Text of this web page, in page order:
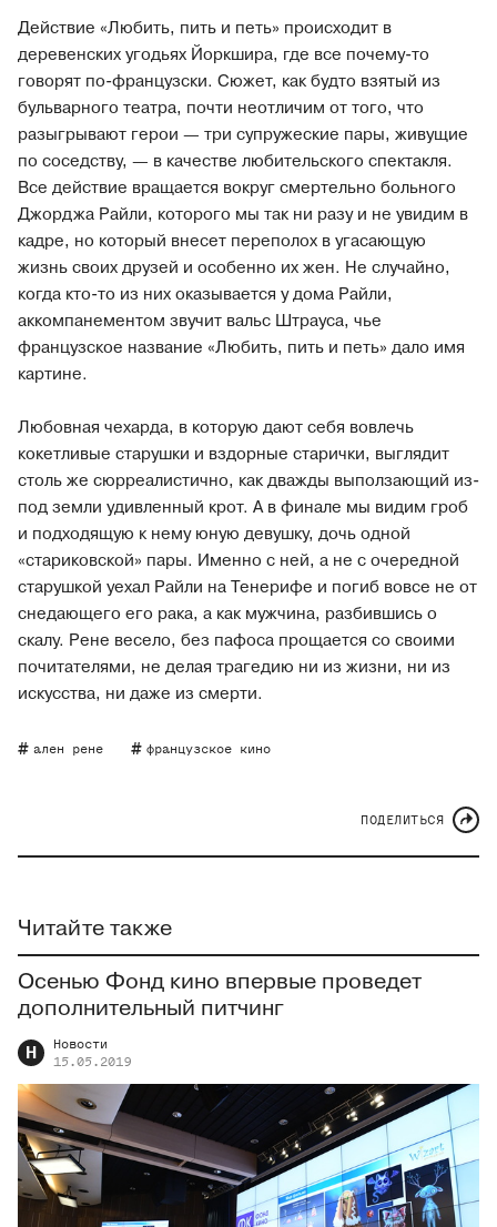
Действие «Любить, пить и петь» происходит в
деревенских угодьях Йоркшира, где все почему-то
говорят по-французски. Сюжет, как будто взятый из
бульварного театра, почти неотличим от того, что
разыгрывают герои — три супружеские пары, живущие
по соседству, — в качестве любительского спектакля.
Все действие вращается вокруг смертельно больного
Джорджа Райли, которого мы так ни разу и не увидим в
кадре, но который внесет переполох в угасающую
жизнь своих друзей и особенно их жен. Не случайно,
когда кто-то из них оказывается у дома Райли,
аккомпанементом звучит вальс Штрауса, чье
французское название «Любить, пить и петь» дало имя
картине.
Любовная чехарда, в которую дают себя вовлечь
кокетливые старушки и вздорные старички, выглядит
столь же сюрреалистично, как дважды выползающий из-
под земли удивленный крот. А в финале мы видим гроб
и подходящую к нему юную девушку, дочь одной
«стариковской» пары. Именно с ней, а не с очередной
старушкой уехал Райли на Тенерифе и погиб вовсе не от
снедающего его рака, а как мужчина, разбившись о
скалу. Рене весело, без пафоса прощается со своими
почитателями, не делая трагедию ни из жизни, ни из
искусства, ни даже из смерти.
ален рене французское кино
ПОДЕЛИТЬСЯ
Читайте также
Осенью Фонд кино‎ впервые проведет
дополнительный питчинг
Н
Новости
15.05.2019